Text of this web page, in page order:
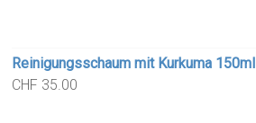
Reinigungsschaum mit Kurkuma 150ml
CHF 35.00